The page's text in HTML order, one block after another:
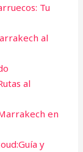
Tu
al
al
en
y